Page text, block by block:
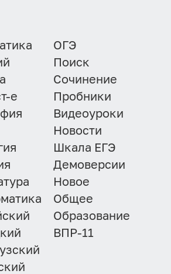
е
ОГЭ
Поиск
Сочинение
Пробники
Видеоуроки
Новости
Шкала ЕГЭ
Демоверсии
Новое
Общее
Образование
ВПР-11